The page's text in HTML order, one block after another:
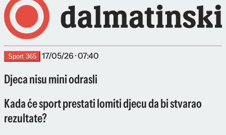
Sport 365 17/05/26 · 07:40
Djeca nisu mini odrasli
Kada će sport prestati lomiti djecu da bi stvarao
rezultate?